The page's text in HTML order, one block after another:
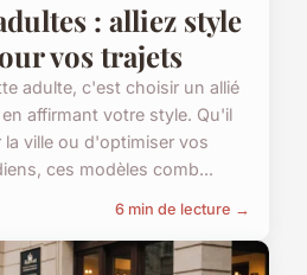
: alliez style
vos trajets
adulte, c'est choisir un allié
affirmant votre style. Qu'il
ville ou d'optimiser vos
ces modèles comb...
6 min de lecture →